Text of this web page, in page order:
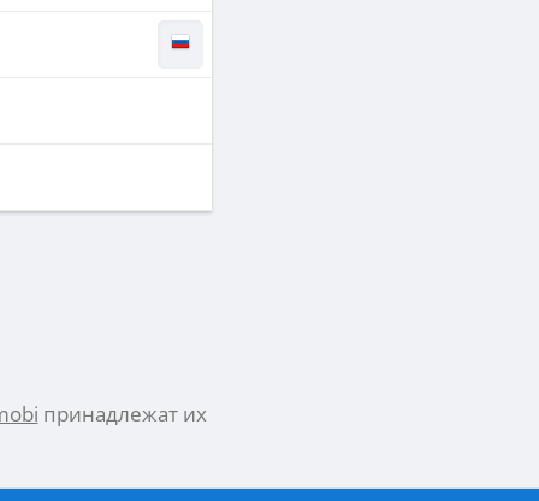
принадлежат их